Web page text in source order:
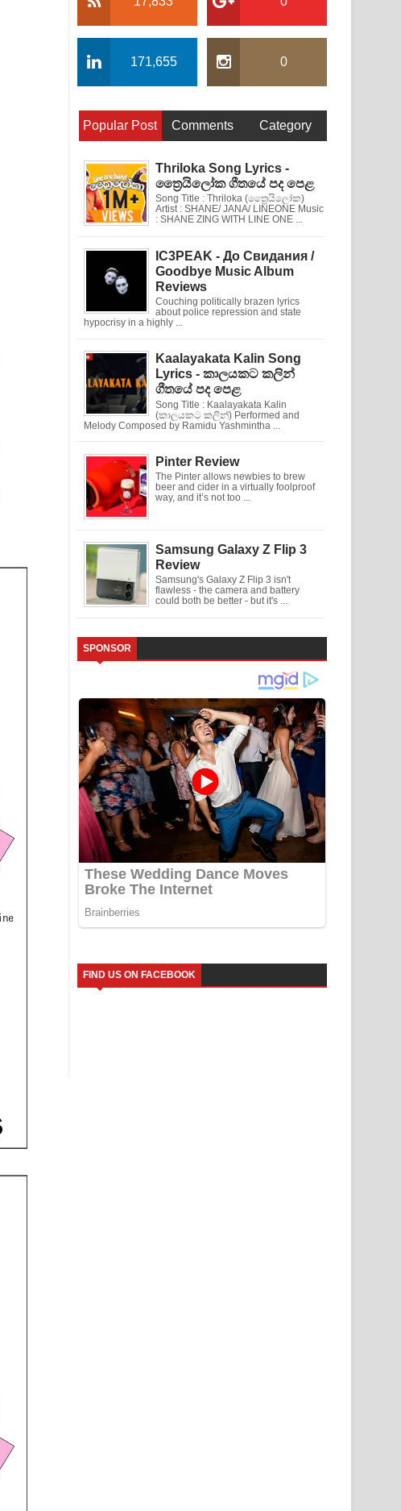
171,655 0
Popular Post Comments Category
Thriloka Song Lyrics -
ත්‍රෛයිලෝක ගීතයේ පද පෙළ
Song Title : Thriloka (ත්‍රෛයිලෝක)
Artist : SHANE/ JANA/ LINEONE Music
: SHANE ZING WITH LINE ONE ...
IC3PEAK - До Свидания /
Goodbye Music Album
Reviews
Couching politically brazen lyrics
about police repression and state
hypocrisy in a highly ...
Kaalayakata Kalin Song
Lyrics - කාලයකට කලින්
ගීතයේ පද පෙළ
Song Title : Kaalayakata Kalin
(කාලයකට කලින්) Performed and
Melody Composed by Ramidu Yashmintha ...
Pinter Review
The Pinter allows newbies to brew
beer and cider in a virtually foolproof
way, and it’s not too ...
Samsung Galaxy Z Flip 3
Review
Samsung's Galaxy Z Flip 3 isn't
flawless - the camera and battery
could both be better - but it's ...
SPONSOR
FIND US ON FACEBOOK